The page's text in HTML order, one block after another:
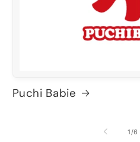
Puchi Babie
1 /の
6